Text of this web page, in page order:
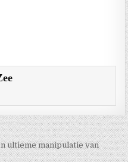
ultieme manipulatie van